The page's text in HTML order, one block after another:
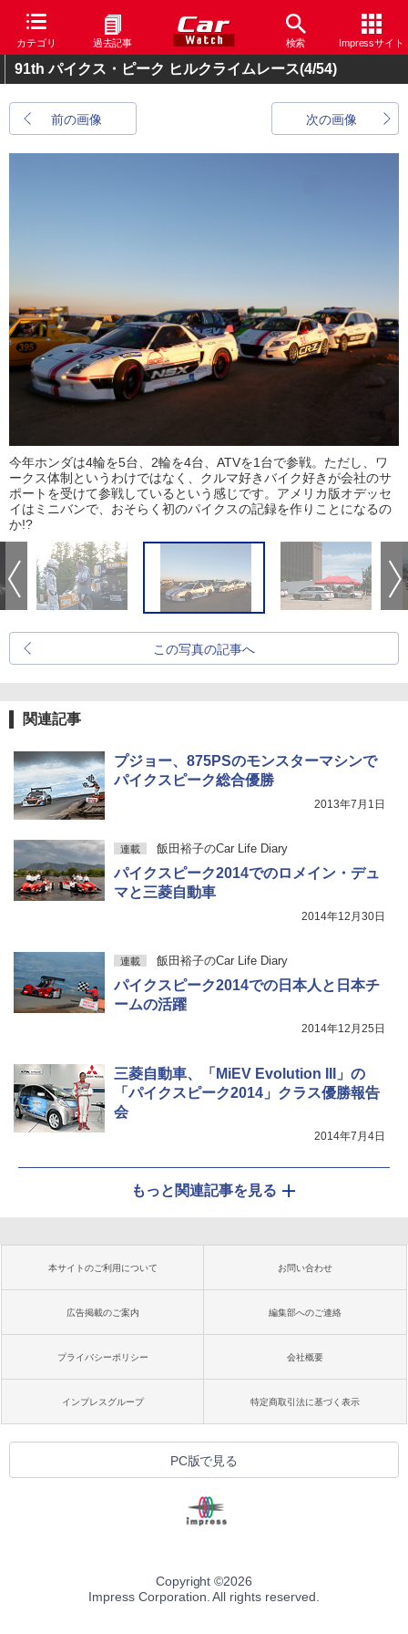
カテゴリ 過去記事 検索 Impressサイト
91th パイクス・ピーク ヒルクライムレース(4/54)
前の画像 次の画像
今年ホンダは4輪を5台、2輪を4台、ATVを1台で参戦。ただし、ワ
ークス体制というわけではなく、クルマ好きバイク好きが会社のサ
ポートを受けて参戦しているという感じです。アメリカ版オデッセ
イはミニバンで、おそらく初のパイクスの記録を作りことになるの
か!?
この写真の記事へ
関連記事
プジョー、875PSのモンスターマシンで
パイクスピーク総合優勝
2013年7月1日
連載 飯田裕子のCar Life Diary
パイクスピーク2014でのロメイン・デュ
マと三菱自動車
2014年12月30日
連載 飯田裕子のCar Life Diary
パイクスピーク2014での日本人と日本チ
ームの活躍
2014年12月25日
三菱自動車、「MiEV Evolution III」の
「パイクスピーク2014」クラス優勝報告
会
2014年7月4日
もっと関連記事を見る
本サイトのご利用について お問い合わせ
広告掲載のご案内 編集部へのご連絡
プライバシーポリシー 会社概要
インプレスグループ 特定商取引法に基づく表示
PC版で見る
Copyright ©2026
Impress Corporation. All rights reserved.